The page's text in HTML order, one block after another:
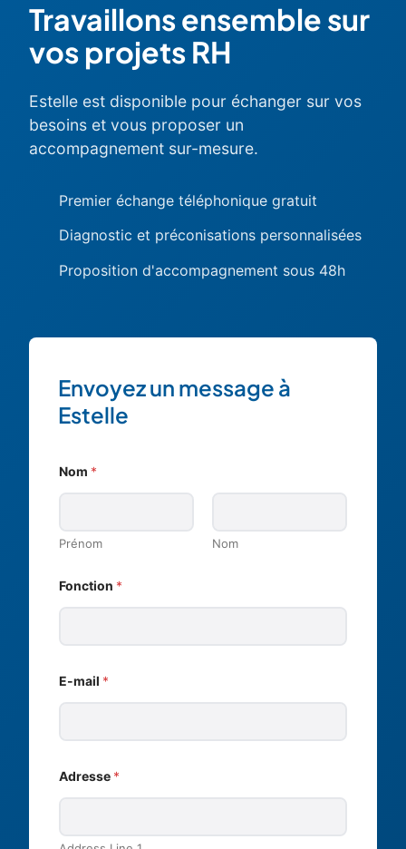
Travaillons ensemble sur
vos projets RH
Estelle est disponible pour échanger sur vos
besoins et vous proposer un
accompagnement sur-mesure.
Premier échange téléphonique gratuit
Diagnostic et préconisations personnalisées
Proposition d'accompagnement sous 48h
Envoyez un message à
Estelle
Nom *
Prénom Nom
Fonction *
E-mail *
Adresse *